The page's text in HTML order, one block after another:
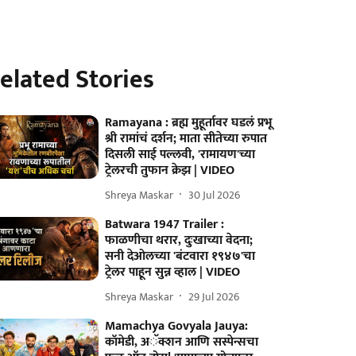
Stories
Ramayana : ब्रह्म मुहूर्तावर घडलं प्रभू
श्री रामांचं दर्शन; माता सीतेच्या रुपात
दिसली साई पल्लवी, 'रामायण'च्या
ट्रेलरची तुफान क्रेझ | VIDEO
Shreya Maskar 30 Jul 2026
Batwara 1947 Trailer :
फाळणीचा थरार, दुःखाच्या वेदना;
सनी देओलच्या 'बंटवारा १९४७'चा
ट्रेलर पाहून सुन्न व्हाल | VIDEO
Shreya Maskar 29 Jul 2026
Mamachya Govyala Jauya:
कॉमेडी, अॅक्शन आणि सस्पेन्सचा